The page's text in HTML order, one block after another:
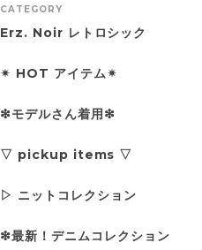
CATEGORY
Erz. Noir レトロシック
✴︎ HOT アイテム✴︎
❇︎モデルさん着用❇︎
▽ pickup items ▽
▷ ニットコレクション
❇︎最新！デニムコレクション